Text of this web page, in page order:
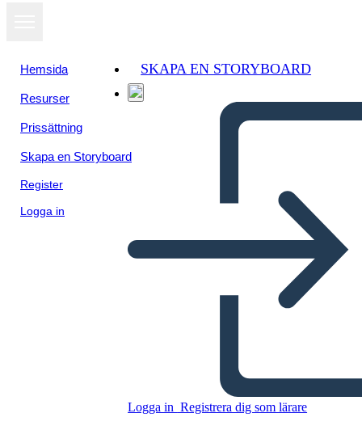
Hemsida
Resurser
Prissättning
Skapa en Storyboard
Register
Logga in
SKAPA EN STORYBOARD
Logga in Registrera dig som lärare
Antica Roma GRAPES
Esempio